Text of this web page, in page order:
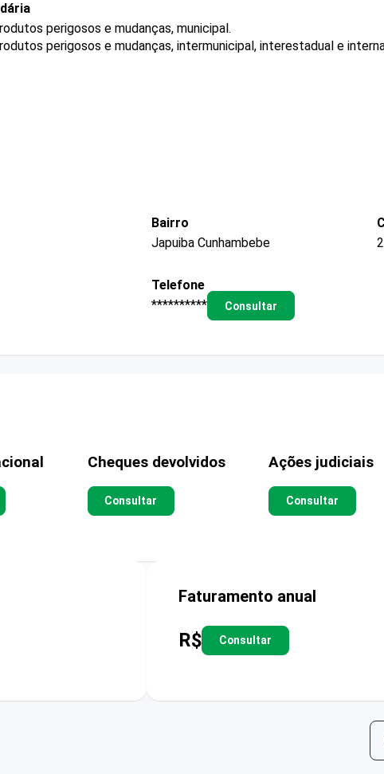
perigosos e mudanças, municipal.
perigosos e mudanças, intermunicipal, interestadual e
Bairro
Japuiba Cunhambebe
Telefone
**********
Consultar
Cheques devolvidos
Consultar
Ações judiciais
Consultar
Faturamento anual
R$ Consultar